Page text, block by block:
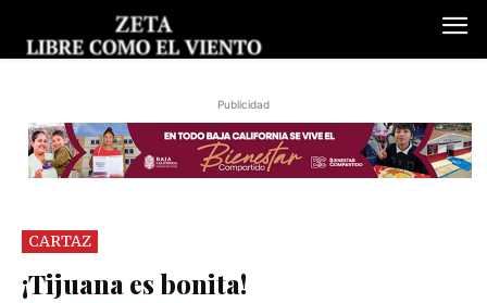
Publicidad
CARTAZ
¡Tijuana es bonita!